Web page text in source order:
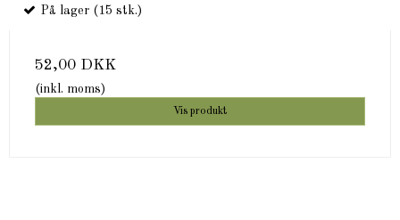
På lager (15 stk.)
52,00 DKK
(inkl. moms)
Vis produkt